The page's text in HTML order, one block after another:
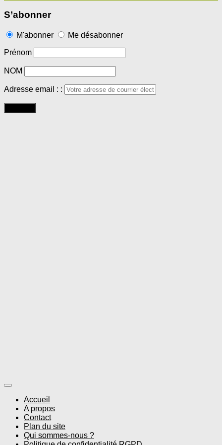
S’abonner
M'abonner Me désabonner
Prénom
NOM
Adresse email : :
Accueil
A propos
Contact
Plan du site
Qui sommes-nous ?